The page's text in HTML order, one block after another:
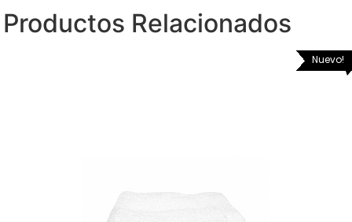
Productos Relacionados
Nuevo!